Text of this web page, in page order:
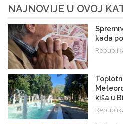
NAJNOVIJE U OVOJ
kada
kiša u